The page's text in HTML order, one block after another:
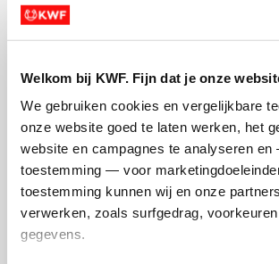
Welkom bij KWF. Fijn dat je onze
We gebruiken cookies en vergelijkbare
onze website goed te laten werken, het
website en campagnes te analyseren
toestemming — voor
toestemming kunnen wij en onze
verwerken, zoals surfgedrag,
gegevens.
work.
If you feel like contributing,
research and at the same time
an extra boost of motivation
toughest kilometers.
I’ll take care of the running, you
care of the good vibes and
Thank you so much to anyone